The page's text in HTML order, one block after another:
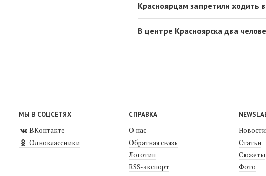
Красноярцам запретили ходить
В центре Красноярска два
МЫ В СОЦСЕТЯХ
ВКонтакте
Одноклассники
СПРАВКА
О нас
Обратная связь
Логотип
RSS-экспорт
Новости
Статьи
Сюжеты
Фото